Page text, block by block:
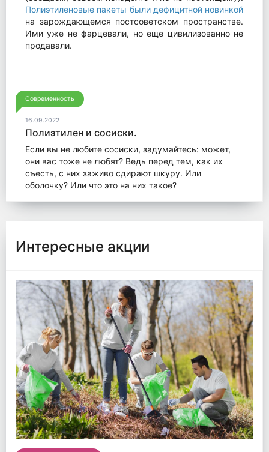
Полиэтиленовые пакеты были дефицитной новинкой
на зарождающемся постсоветском пространстве.
Ими уже не фарцевали, но еще цивилизованно не
продавали.
Современность
16.09.2022
Полиэтилен и сосиски.
Если вы не любите сосиски, задумайтесь: может,
они вас тоже не любят? Ведь перед тем, как их
съесть, с них заживо сдирают шкуру. Или
оболочку? Или что это на них такое?
Интересные акции